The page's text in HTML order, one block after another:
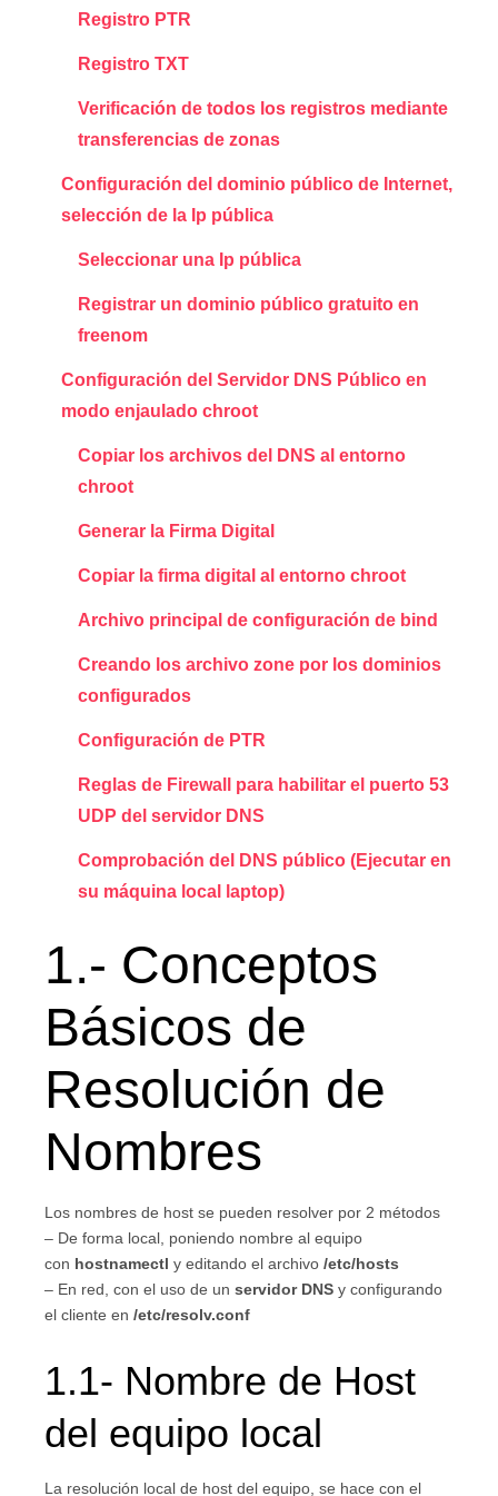
Registro PTR
Registro TXT
Verificación de todos los registros mediante
transferencias de zonas
Configuración del dominio público de Internet,
selección de la Ip pública
Seleccionar una Ip pública
Registrar un dominio público gratuito en
freenom
Configuración del Servidor DNS Público en
modo enjaulado chroot
Copiar los archivos del DNS al entorno
chroot
Generar la Firma Digital
Copiar la firma digital al entorno chroot
Archivo principal de configuración de bind
Creando los archivo zone por los dominios
configurados
Configuración de PTR
Reglas de Firewall para habilitar el puerto 53
UDP del servidor DNS
Comprobación del DNS público (Ejecutar en
su máquina local laptop)
1.- Conceptos
Básicos de
Resolución de
Nombres
Los nombres de host se pueden resolver por 2 métodos
– De forma local, poniendo nombre al equipo
con hostnamectl y editando el archivo /etc/hosts
– En red, con el uso de un servidor DNS y configurando
el cliente en /etc/resolv.conf
1.1- Nombre de Host
del equipo local
La resolución local de host del equipo, se hace con el